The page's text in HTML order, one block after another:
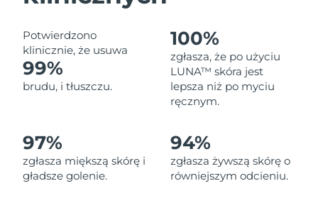
Potwierdzono
klinicznie, że usuwa
99%
brudu, i tłuszczu.
100%
zgłasza, że po użyciu
LUNA™ skóra jest
lepsza niż po myciu
ręcznym.
97%
zgłasza miększą skórę i
gładsze golenie.
94%
zgłasza żywszą skórę o
równiejszym odcieniu.
Litwa
Oczekiwany czas dostawy
8/11/26
Oczekiwany czas dostawy
SRA Makau (Chiny)
Oczekiwany czas dostawy
Malezja
Oczekiwany czas dostawy